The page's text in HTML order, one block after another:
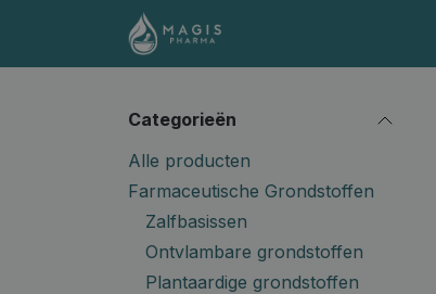
Overslaan naar inhoud
Categorieën
Alle producten
Farmaceutische Grondstoffen
Zalfbasissen
Ontvlambare grondstoffen
Plantaardige grondstoffen